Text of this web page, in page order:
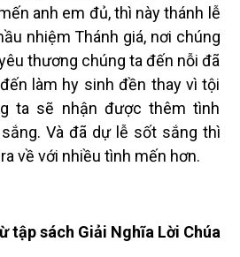
anh em đủ, thì này thánh lễ
nhiệm Thánh giá, nơi chúng
thương chúng ta đến nỗi đã
làm hy sinh đền thay vì tội
ta sẽ nhận được thêm tình
Và đã dự lễ sốt sắng thì
về với nhiều tình mến hơn.
tập sách Giải Nghĩa Lời Chúa